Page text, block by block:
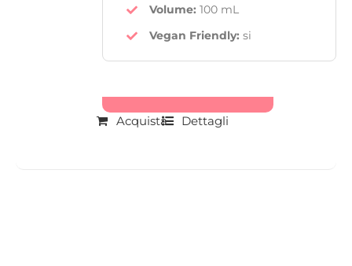
Volume: 100 mL
Vegan Friendly: si
Acquista Dettagli